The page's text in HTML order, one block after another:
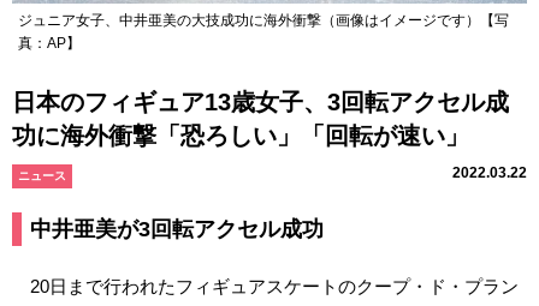
ジュニア女子、中井亜美の大技成功に海外衝撃（画像はイメージです）【写
真：AP】
日本のフィギュア13歳女子、3回転アクセル成
功に海外衝撃「恐ろしい」「回転が速い」
ニュース 2022.03.22
中井亜美が3回転アクセル成功
20日まで行われたフィギュアスケートのクープ・ド・プラン